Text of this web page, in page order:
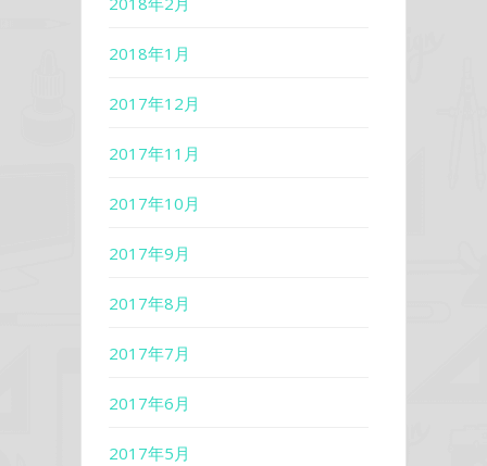
2018年1月
2017年12月
2017年11月
2017年10月
2017年9月
2017年8月
2017年7月
2017年6月
2017年5月